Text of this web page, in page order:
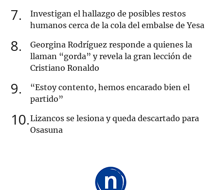
7
Investigan el hallazgo de posibles restos
humanos cerca de la cola del embalse de Yesa
8
Georgina Rodríguez responde a quienes la
llaman “gorda” y revela la gran lección de
Cristiano Ronaldo
9
“Estoy contento, hemos encarado bien el
partido”
10 Lizancos se lesiona y queda descartado para
Osasuna